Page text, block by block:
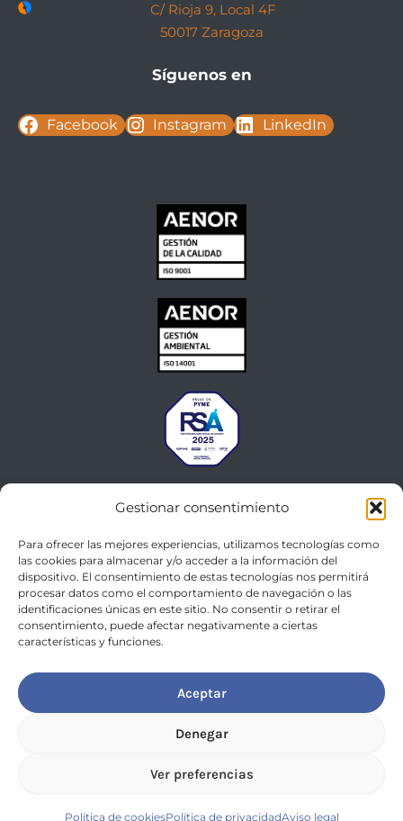
Gestionar consentimiento
Para ofrecer las mejores experiencias, utilizamos tecnologías como
las cookies para almacenar y/o acceder a la información del
dispositivo. El consentimiento de estas tecnologías nos permitirá
procesar datos como el comportamiento de navegación o las
identificaciones únicas en este sitio. No consentir o retirar el
consentimiento, puede afectar negativamente a ciertas
características y funciones.
Aceptar
Denegar
Ver preferencias
Política de cookiesPolítica de privacidadAviso legal
C/ Rioja 9, Local 4F
50017 Zaragoza
Síguenos en
Facebook Instagram LinkedIn
Política de privacidad
Aviso legal
Política integrada